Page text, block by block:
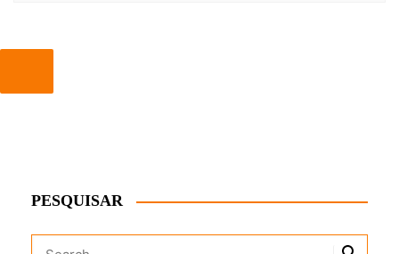
PESQUISAR